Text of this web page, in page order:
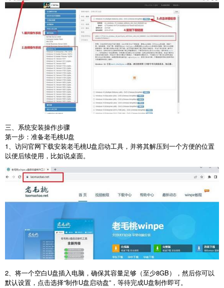
三、系统安装操作步骤
第一步：准备老毛桃U盘
1、访问官网下载安装老毛桃U盘启动工具，并将其解压到一个方便的位置
以便后续使用，比如说桌面。
2、将一个空白U盘插入电脑，确保其容量足够（至少8GB），然后你可以
默认设置，点击选择“制作U盘启动盘”，等待完成U盘制作即可。